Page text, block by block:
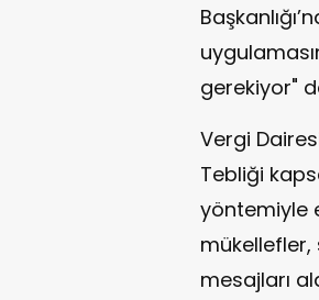
gerekiyor"
Vergi
Tebliği
yöntemiyle
mesajları